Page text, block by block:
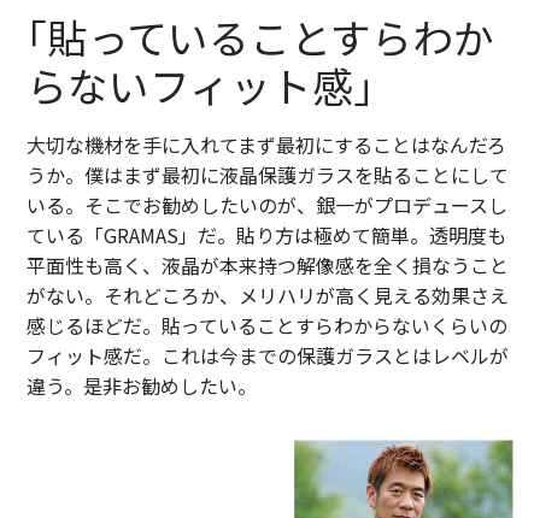
｢貼っていることすらわか
らないフィット感｣
大切な機材を手に入れてまず最初にすることはなんだろ
うか。僕はまず最初に液晶保護ガラスを貼ることにして
いる。そこでお勧めしたいのが、銀一がプロデュースし
ている「GRAMAS」だ。貼り方は極めて簡単。透明度も
平面性も高く、液晶が本来持つ解像感を全く損なうこと
がない。それどころか、メリハリが高く見える効果さえ
感じるほどだ。貼っていることすらわからないくらいの
フィット感だ。これは今までの保護ガラスとはレベルが
違う。是非お勧めしたい。